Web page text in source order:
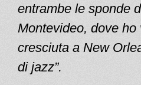
entrambe le sponde
Montevideo, dove
cresciuta a New
di jazz”.